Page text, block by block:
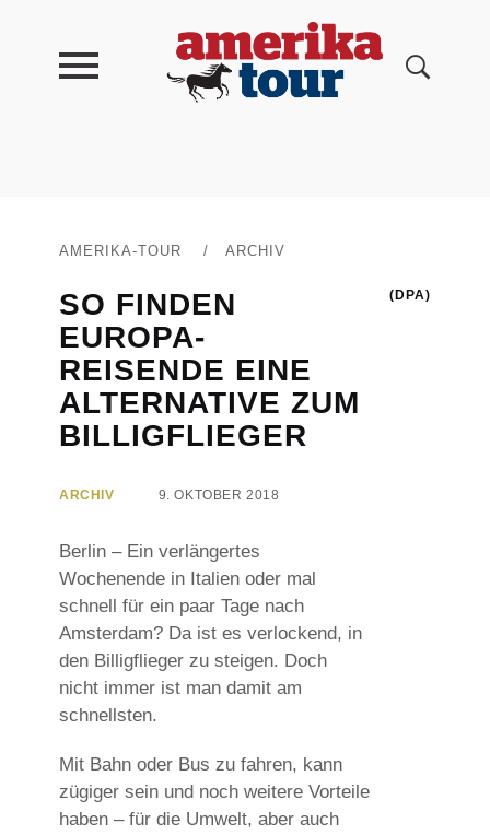
AMERIKA-TOUR / ARCHIV
SO FINDEN
EUROPA-
REISENDE EINE
ALTERNATIVE ZUM
BILLIGFLIEGER
(DPA)
ARCHIV 9. OKTOBER 2018
Berlin – Ein verlängertes
Wochenende in Italien oder mal
schnell für ein paar Tage nach
Amsterdam? Da ist es verlockend, in
den Billigflieger zu steigen. Doch
nicht immer ist man damit am
schnellsten.
Mit Bahn oder Bus zu fahren, kann
zügiger sein und noch weitere Vorteile
haben – für die Umwelt, aber auch